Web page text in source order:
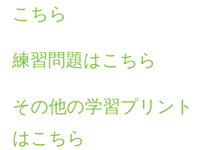
こちら
練習問題はこちら
その他の学習プリント
はこちら